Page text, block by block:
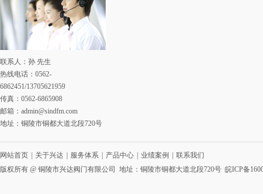
联系人：孙 先生
热线电话：0562-
6862451/13705621959
传真：0562-6865908
邮箱： admin@sindfm.com
地址：铜陵市铜都大道北段720号
网站首页 | 关于兴达 | 服务体系 | 产品中心 | 业绩案例 | 联系我们
版权所有 @ 铜陵市兴达阀门有限公司 地址：铜陵市铜都大道北段720号 皖ICP备